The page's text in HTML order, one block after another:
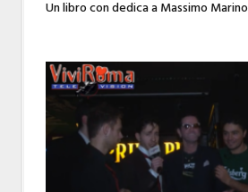
Un libro con dedica a Massimo Marino